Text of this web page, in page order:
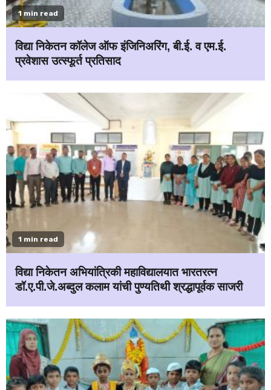
1 min read
विद्या निकेतन कॉलेज ऑफ इंजिनिअरिंग, बी.ई. व एम.ई.
प्रवेशास उत्स्फूर्त प्रतिसाद
1 min read
विद्या निकेतन अभियांत्रिकी महाविद्यालयात भारतरत्न
डॉ.ए.पी.जे.अब्दुल कलाम यांची पुण्यतिथी श्रद्धापूर्वक साजरी